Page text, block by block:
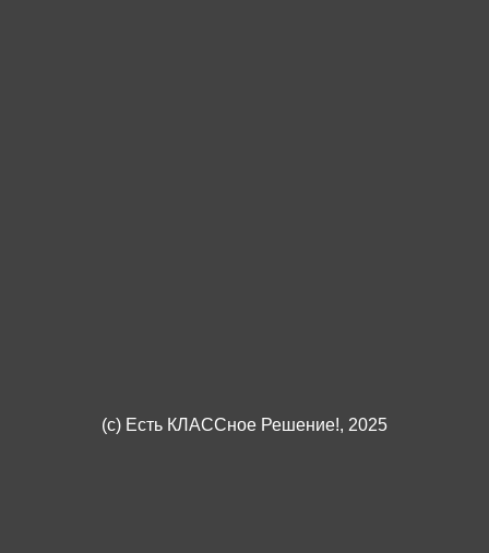
(c) Есть КЛАССное Решение!, 2025